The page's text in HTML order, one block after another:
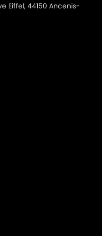
Eiffel, 44150 Ancenis-